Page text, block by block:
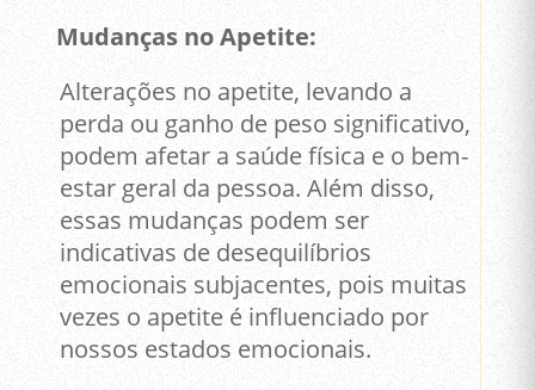
Mudanças no Apetite:
Alterações no apetite, levando a
perda ou ganho de peso significativo,
podem afetar a saúde física e o bem-
estar geral da pessoa. Além disso,
essas mudanças podem ser
indicativas de desequilíbrios
emocionais subjacentes, pois muitas
vezes o apetite é influenciado por
nossos estados emocionais.